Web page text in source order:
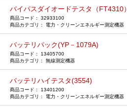
バイパスダイオードテスタ（FT4310）
32933100
電力・クリーンエネルギー測定機器
バッテリパック(YP－1079A)
13405700
無線測定機器
バッテリハイテスタ(3554)
13401200
電力・クリーンエネルギー測定機器